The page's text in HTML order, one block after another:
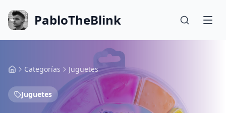
PabloTheBlink
Categorías Juguetes
Juguetes